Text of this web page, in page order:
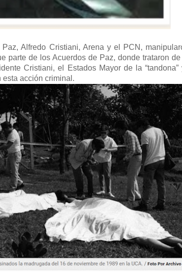
Alfredo Cristiani, Arena y el PCN,
parte de los Acuerdos de Paz, donde trataron de
Cristiani, el Estados Mayor de la “tandona”
acción criminal.